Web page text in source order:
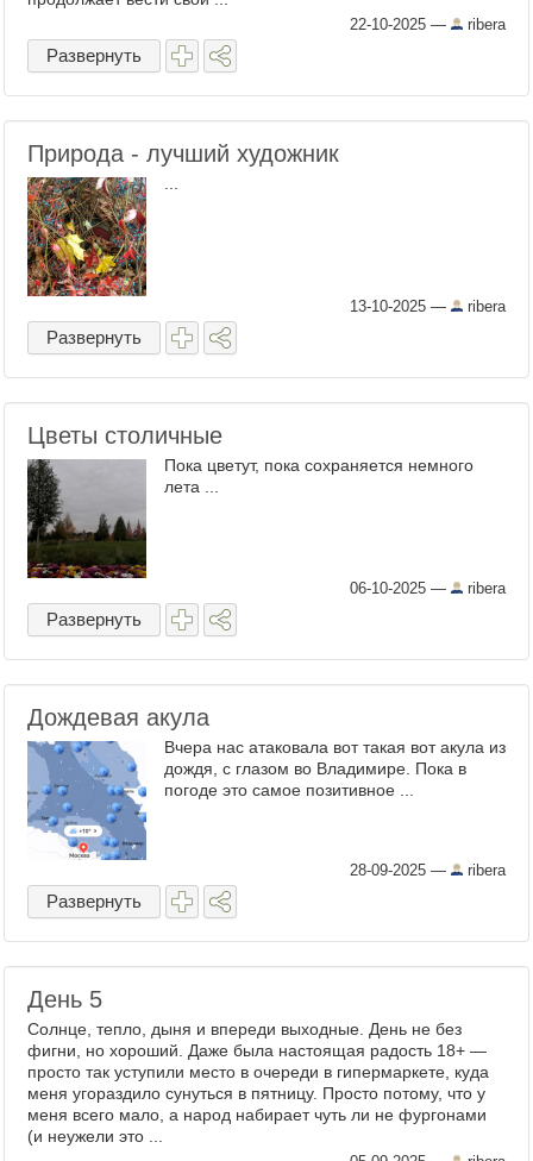
22-10-2025 — ribera
Развернуть
Природа - лучший художник
13-10-2025 — ribera
Развернуть
Цветы столичные
Пока цветут, пока сохраняется немного
лета ...
06-10-2025 — ribera
Развернуть
Дождевая акула
Вчера нас атаковала вот такая вот акула из
дождя, с глазом во Владимире. Пока в
погоде это самое позитивное ...
28-09-2025 — ribera
Развернуть
День 5
Солнце, тепло, дыня и впереди выходные. День не без
фигни, но хороший. Даже была настоящая радость 18+ —
просто так уступили место в очереди в гипермаркете, куда
меня угораздило сунуться в пятницу. Просто потому, что у
меня всего мало, а народ набирает чуть ли не фургонами
(и неужели это ...